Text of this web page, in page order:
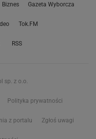
Biznes Gazeta Wyborcza
Tok.FM
RSS
sp. z o.o.
Polityka prywatności
z portalu Zgłoś uwagi